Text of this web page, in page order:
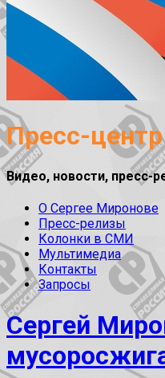
Пресс-
Видео, новости, пресс-
О Сергее Миронове
Пресс-релизы
Колонки в СМИ
Мультимедиа
Контакты
Запросы
Сергей